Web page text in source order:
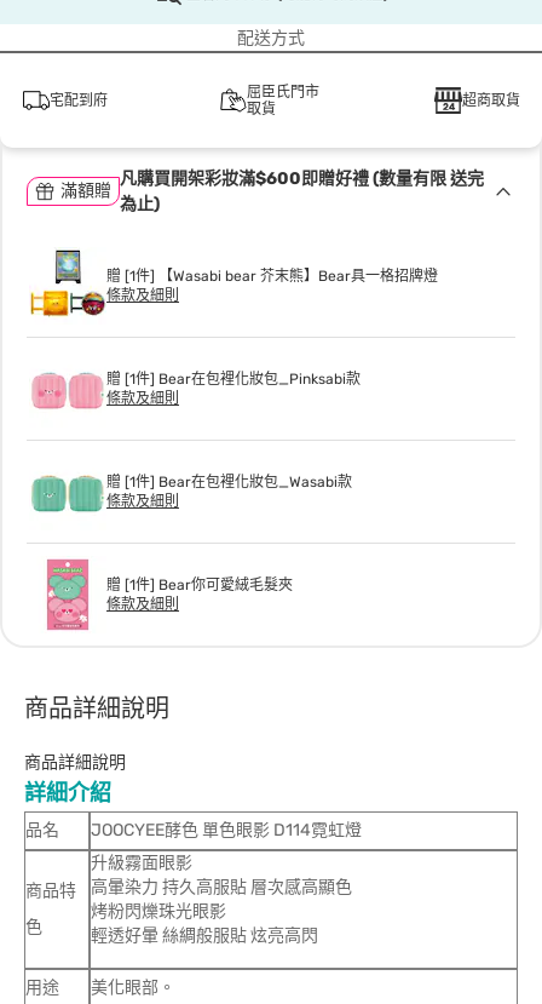
配送方式
宅配到府
屈臣氏門市
取貨
超商取貨
滿額贈
凡購買開架彩妝滿$600即贈好禮 (數量有限 送完
為止)
贈 [1件] 【Wasabi bear 芥末熊】Bear具一格招牌燈
條款及細則
贈 [1件] Bear在包裡化妝包_Pinksabi款
條款及細則
贈 [1件] Bear在包裡化妝包_Wasabi款
條款及細則
贈 [1件] Bear你可愛絨毛髮夾
條款及細則
商品詳細說明
商品詳細說明
詳細介紹
品名 JOOCYEE酵色 單色眼影 D114霓虹燈
商品特
色
升級霧面眼影
高暈染力 持久高服貼 層次感高顯色
烤粉閃爍珠光眼影
輕透好暈 絲綢般服貼 炫亮高閃
用途
美化眼部。